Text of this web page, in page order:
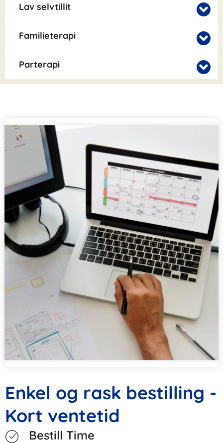
Lav selvtillit
Familieterapi
Parterapi
Enkel og rask bestilling -
Kort ventetid
Bestill Time